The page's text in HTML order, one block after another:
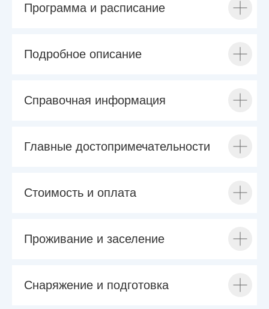
Программа и расписание
Подробное описание
Справочная информация
Главные достопримечательности
Стоимость и оплата
Проживание и заселение
Снаряжение и подготовка